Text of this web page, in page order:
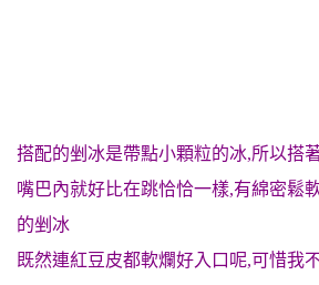
搭配的剉冰是帶點小顆粒的冰,所以搭
嘴巴內就好比在跳恰恰一樣,有綿密鬆
的剉冰
既然連紅豆皮都軟爛好入口呢,可惜我